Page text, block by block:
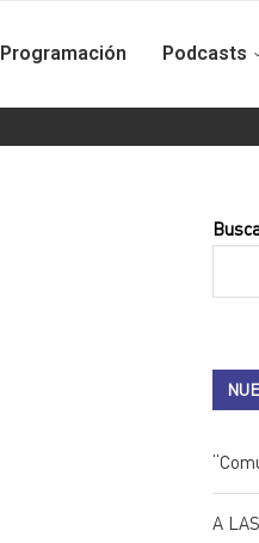
Presidente Díaz-Canel asiste a
Programación Podcasts
A